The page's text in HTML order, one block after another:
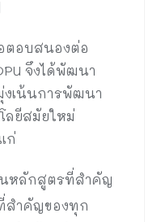
ตอบสนองต่อ
จึงได้พัฒนา
เน้นการพัฒนา
ลยีสมัยใหม่
ก่
นหลักสูตรที่สำคัญ
สำคัญของทุก